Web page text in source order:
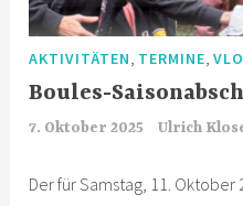
AKTIVITÄTEN TERMINE ,
Boules-
7. Oktober 2025 Ulrich
Der für Samstag, 11.